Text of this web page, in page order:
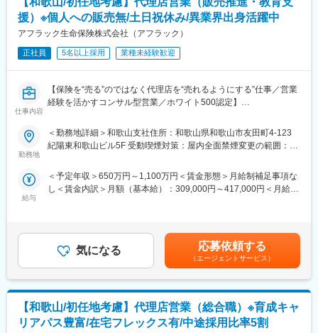
障する」という社会的使命を受け継いでいます。
・前身である簡易生命保険から数えて2016年10月に100周年を迎
え、更なるお客さまサービス・企業価値の向上に向けた戦略的施
策を展開しています。
変更の範囲：当社がエリア基幹職（企画・法人営業コース）の業
務として規定する業務全般
化に貢献し、銀行を越える銀行を目指します。
■研修制度：
キャリア意識の向上やマネジメント力などを身につけていく「階
層別研修」、全行員共通の研修とは別系統で、職務やキャリアに
応じてスキルアップを図る「業務別研修」など、さまざまな教育
研修プログラムを実施して人材育成をサポートしています。
行員の自己啓発をサポートするため、インターネットを通じてス
マートフォンや自宅のパソコンでセミナーや講義が視聴できる
士、証券アナリストなど公的資格取得者には奨励金制度を設ける
など、行員のチャレンジ精神を存分に発揮できるサポート体制を
変更の範囲：会社の定める業務
援）※個人への販売無/土日祝休み/異業界出身活躍中
アフラック生命保険株式会社（アフラック）
正社員 5名以上採用 業種未経験歓迎
仕事内容
【保険を“売る”のではなく代理店を“売れるようにする”仕事／営業
経験を活かすコンサル型営業／ホワイト500認定】
「がん保険といえばアフラック」のイメージが強いですが、介護
保険を世界で初めて発売したのもアフラックです。
■業務内容
■業務詳細
・販売戦略の立案
・商品勉強会や各種研修、販売方法指導
・代理店の課題分析・解決策の提案
・同業他社やマーケット動向の分析
・保険契約事務に関する各種業務
勤務地
＜勤務地詳細＞和歌山支社住所：和歌山県和歌山市友田町4-123
紀陽東和歌山ビル5F 受動喫煙対策：屋内全面禁煙変更の範囲：会
給与
＜予定年収＞650万円～1,100万円＜賃金形態＞月給制補足事項な
し＜賃金内訳＞月額（基本給）：309,000円～417,000円＜月給＞
です。※転居を伴う場合、別途転勤手当（4万円～6万円/月）と住
宅補助（例：6万円/月までの9割会社負担）の支給がございます。
賃金はあくまでも目安の金額であり、選考を通じて上下する可能
性があります。月給(月額)は固定手当を含めた表記です。
気になる 応募依頼する
（エージェントサービス）
【和歌山/初任地考慮】代理店営業（総合職）※育成キャ
リアパス豊富/在宅フレックス有/中途採用比率5割